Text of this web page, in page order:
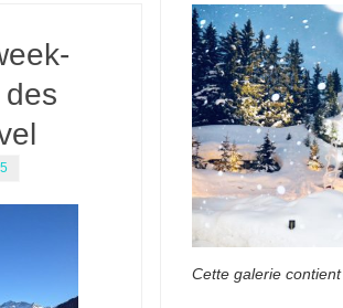
Cette galerie contient